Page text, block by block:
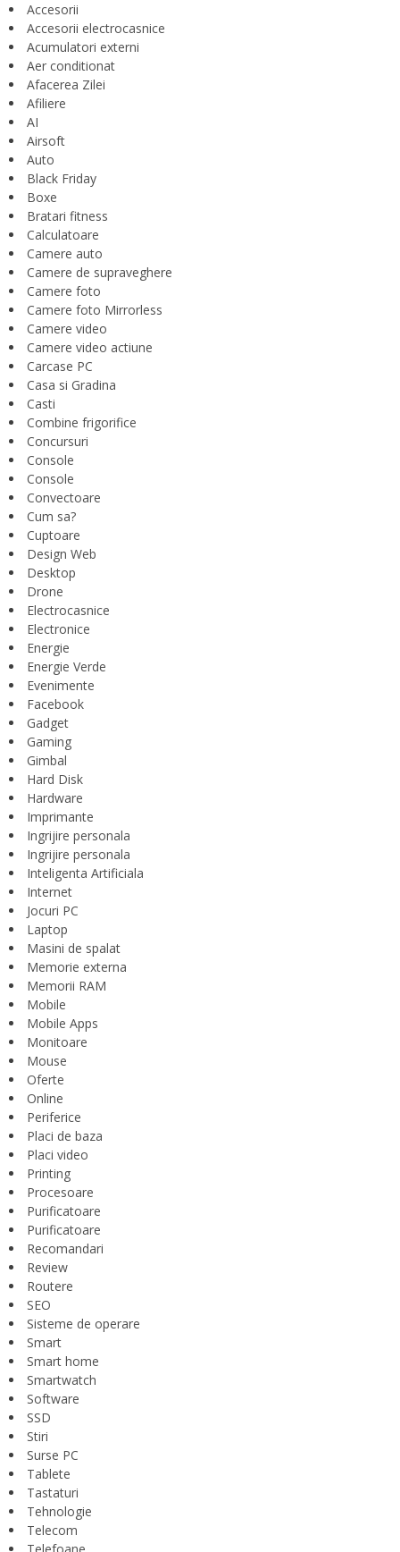
Accesorii
Accesorii electrocasnice
Acumulatori externi
Aer conditionat
Afacerea Zilei
Afiliere
AI
Airsoft
Auto
Black Friday
Boxe
Bratari fitness
Calculatoare
Camere auto
Camere de supraveghere
Camere foto
Camere foto Mirrorless
Camere video
Camere video actiune
Carcase PC
Casa si Gradina
Casti
Combine frigorifice
Concursuri
Console
Console
Convectoare
Cum sa?
Cuptoare
Design Web
Desktop
Drone
Electrocasnice
Electronice
Energie
Energie Verde
Evenimente
Facebook
Gadget
Gaming
Gimbal
Hard Disk
Hardware
Imprimante
Ingrijire personala
Ingrijire personala
Inteligenta Artificiala
Internet
Jocuri PC
Laptop
Masini de spalat
Memorie externa
Memorii RAM
Mobile
Mobile Apps
Monitoare
Mouse
Oferte
Online
Periferice
Placi de baza
Placi video
Printing
Procesoare
Purificatoare
Purificatoare
Recomandari
Review
Routere
SEO
Sisteme de operare
Smart
Smart home
Smartwatch
Software
SSD
Stiri
Surse PC
Tablete
Tastaturi
Tehnologie
Telecom